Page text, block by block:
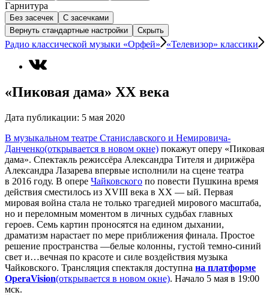
Гарнитура
Без засечек
С засечками
Вернуть стандартные настройки
Скрыть
Радио классической музыки «Орфей» «Телевизор» классики
«Пиковая дама» XX века
Дата публикации: 5 мая 2020
В музыкальном театре Станиславского и Немировича-
Данченко(открывается в новом окне) покажут оперу «Пиковая
дама». Спектакль режиссёра Александра Тителя и дирижёра
Александра Лазарева впервые исполнили на сцене театра
в 2016 году. В опере Чайковского по повести Пушкина время
действия сместилось из XVIII века в XX — ый. Первая
мировая война стала не только трагедией мирового масштаба,
но и переломным моментом в личных судьбах главных
героев. Семь картин проносятся на едином дыхании,
драматизм нарастает по мере приближения финала. Простое
решение пространства —белые колонны, густой темно-синий
свет и…вечная по красоте и силе воздействия музыка
Чайковского. Трансляция спектакля доступна на платформе
OperaVision(открывается в новом окне). Начало 5 мая в 19:00
мск.